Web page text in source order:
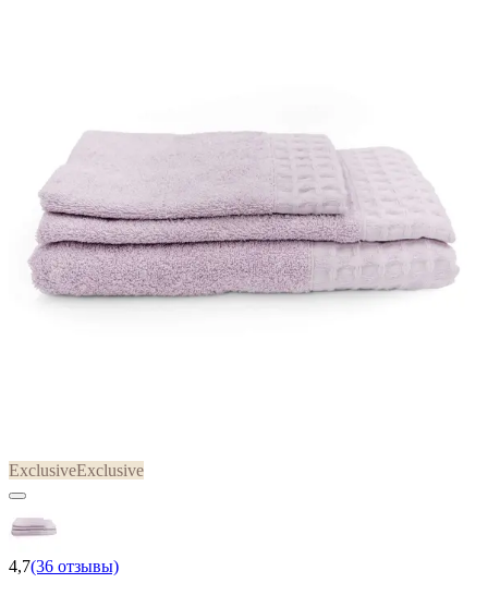
ExclusiveExclusive
4,7(36 отзывы)